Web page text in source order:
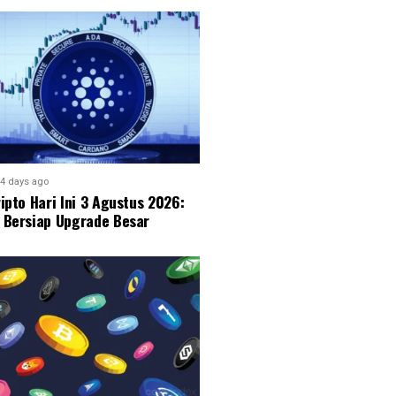
4 days ago
Hari Ini 3 Agustus 2026:
Upgrade Besar